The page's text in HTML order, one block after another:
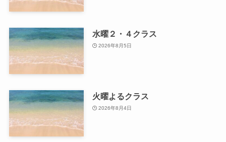
水曜２・４クラス
2026年8月5日
火曜よるクラス
2026年8月4日